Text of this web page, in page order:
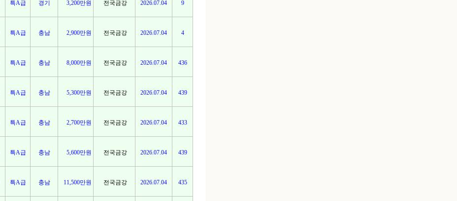
특A급 경기 3,200만원 전국금강 2026.07.04 9
특A급 충남 2,900만원 전국금강 2026.07.04 4
특A급 충남 8,000만원 전국금강 2026.07.04 436
특A급 충남 5,300만원 전국금강 2026.07.04 439
특A급 충남 2,700만원 전국금강 2026.07.04 433
특A급 충남 5,600만원 전국금강 2026.07.04 439
특A급 충남 11,500만원 전국금강 2026.07.04 435